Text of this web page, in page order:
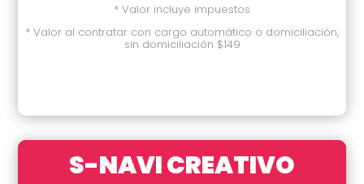
* Valor incluye impuestos
* Valor al contratar con cargo automático o domiciliación,
sin domiciliación $149
S-NAVI CREATIVO